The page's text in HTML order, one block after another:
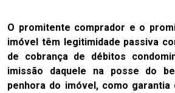
O promitente comprador e o
imóvel têm legitimidade passiva
de cobrança de débitos
imissão daquele na posse do
penhora do imóvel, como garantia